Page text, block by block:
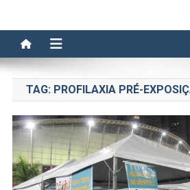
TAG: PROFILAXIA PRÉ-